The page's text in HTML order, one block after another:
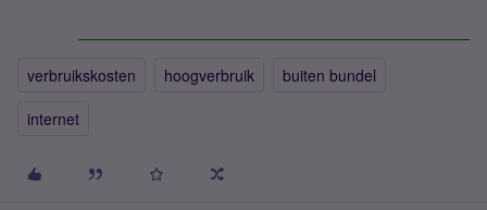
verbruikskosten hoogverbruik
buiten bundel
internet